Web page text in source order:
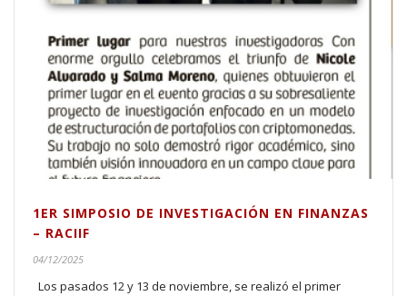
1ER SIMPOSIO DE INVESTIGACIÓN EN FINANZAS
– RACIIF
04/12/2025
Los pasados 12 y 13 de noviembre, se realizó el primer